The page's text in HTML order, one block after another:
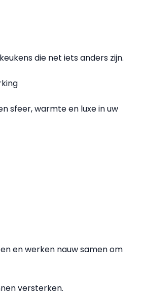
die net iets anders zijn.
sfeer, warmte en luxe in uw
en werken nauw samen om
versterken.